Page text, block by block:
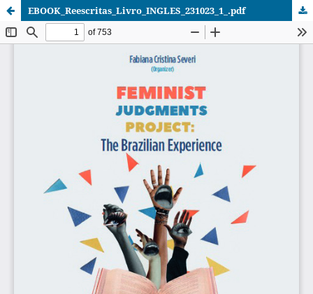
EBOOK_Reescritas_Livro_INGLES_231023_1_.pdf